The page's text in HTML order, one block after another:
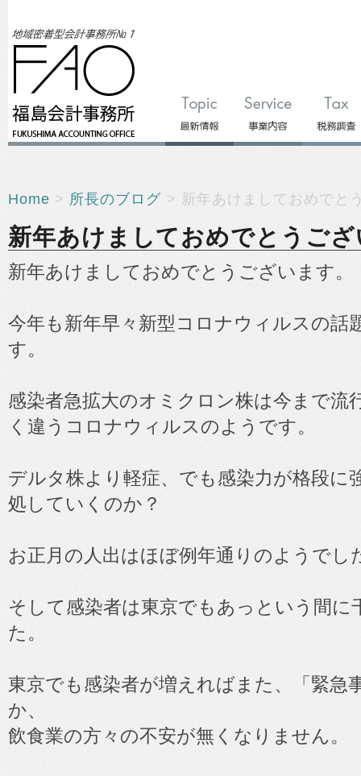
Home > 所長のブログ > 新年あけましておめでと
新年あけましておめでとうご
新年あけましておめでとうございます。
今年も新年早々新型コロナウィルスの話
す。
感染者急拡大のオミクロン株は今まで流
く違うコロナウィルスのようです。
デルタ株より軽症、でも感染力が格段に
処していくのか？
お正月の人出はほぼ例年通りのようでし
そして感染者は東京でもあっという間に
た。
東京でも感染者が増えればまた、「緊急
か、
飲食業の方々の不安が無くなりません。